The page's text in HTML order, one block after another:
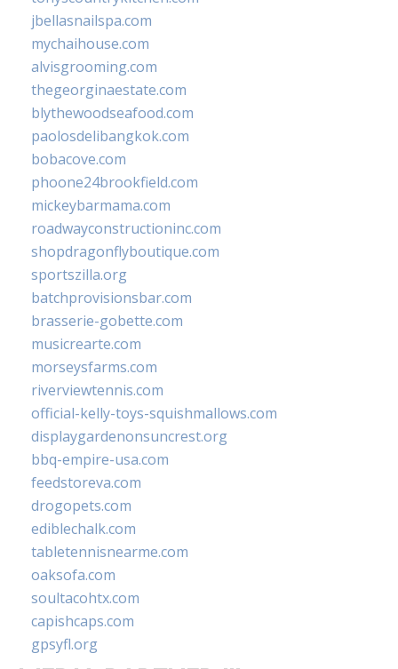
jbellasnailspa.com
mychaihouse.com
alvisgrooming.com
thegeorginaestate.com
blythewoodseafood.com
paolosdelibangkok.com
bobacove.com
phoone24brookfield.com
mickeybarmama.com
roadwayconstructioninc.com
shopdragonflyboutique.com
sportszilla.org
batchprovisionsbar.com
brasserie-gobette.com
musicrearte.com
morseysfarms.com
riverviewtennis.com
official-kelly-toys-squishmallows.com
displaygardenonsuncrest.org
bbq-empire-usa.com
feedstoreva.com
drogopets.com
ediblechalk.com
tabletennisnearme.com
oaksofa.com
soultacohtx.com
capishcaps.com
gpsyfl.org